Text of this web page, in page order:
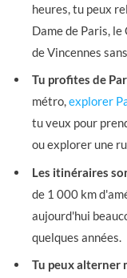
heures, tu peux
Dame de Paris,
de Vincennes
Tu profites de
métro,explorer
tu veux pour
ou explorer une
Les itinéraires
de 1 000 km
aujourd'hui
quelques années.
Tu peux alterner